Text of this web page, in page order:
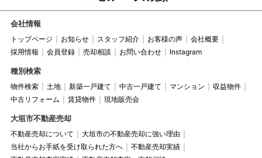
会社情報
トップページ お知らせ スタッフ紹介 お客様の声
会社概要
採用情報
会員登録 売却相談 お問い合わせ Instagram
種別検索
物件検索 土地 新築一戸建て 中古一戸建て マンション
収益物件
中古リフォーム
賃貸物件 現地販売会
大垣市不動産売却
不動産売却について
大垣市の不動産売却に強い理由
当社からお手紙を受け取られた方へ
不動産売却実績